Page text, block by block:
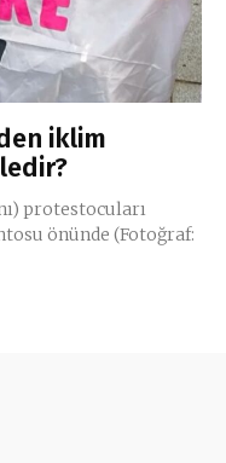
iklim
protestocuları
önünde (Fotoğraf: